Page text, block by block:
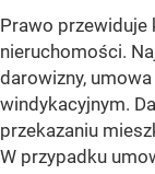
Prawo
nieruchomości.
darowizny,
windykacyjnym.
przekazaniu
W przypadku